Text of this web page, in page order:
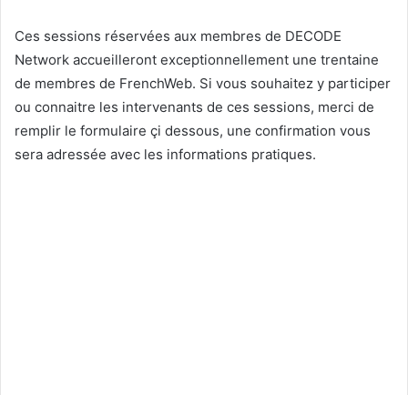
Ces sessions réservées aux membres de DECODE
Network accueilleront exceptionnellement une trentaine
de membres de FrenchWeb. Si vous souhaitez y participer
ou connaitre les intervenants de ces sessions, merci de
remplir le formulaire çi dessous, une confirmation vous
sera adressée avec les informations pratiques.